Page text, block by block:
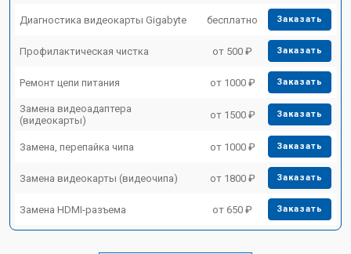
Диагностика видеокарты Gigabyte бесплатно Заказать
Профилактическая чистка от 500 ₽ Заказать
Ремонт цепи питания от 1000 ₽ Заказать
Замена видеоадаптера
(видеокарты)
от 1500 ₽ Заказать
Замена, перепайка чипа от 1000 ₽ Заказать
Замена видеокарты (видеочипа) от 1800 ₽ Заказать
Замена HDMI-разъема от 650 ₽ Заказать